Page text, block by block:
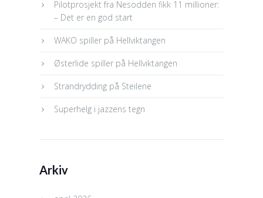
Pilotprosjekt fra Nesodden fikk 11 millioner:
– Det er en god start
WAKO spiller på Hellviktangen
Østerlide spiller på Hellviktangen
Strandrydding på Steilene
Superhelg i jazzens tegn
Arkiv